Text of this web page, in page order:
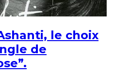
le choix
de